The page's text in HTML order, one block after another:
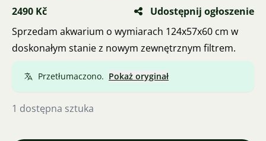
2490 Kč
Udostępnij ogłoszenie
Sprzedam akwarium o wymiarach 124x57x60 cm w
doskonałym stanie z nowym zewnętrznym filtrem.
Przetłumaczono. Pokaż oryginał
1 dostępna sztuka